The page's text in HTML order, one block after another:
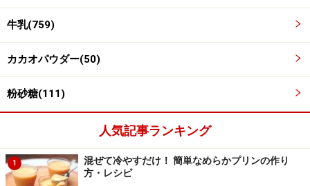
生クリームとビスケットを重ねる
生クリームと牛乳に浸したビスケットを重ねます。7～8
枚重ねたらビスケットを横にしてお皿に並べます。
牛乳(759)
カカオパウダー(50)
粉砂糖(111)
人気記事ランキング
1
混ぜて冷やすだけ！ 簡単なめらかプリンの作り
方・レシピ